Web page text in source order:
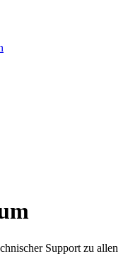
Support zu allen